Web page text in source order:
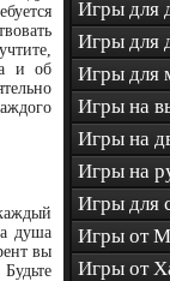
и об
душа
вы
Игры для
Игры для
Игры для
Игры на
Игры на
Игры на
Игры для
Игры от
Игры от